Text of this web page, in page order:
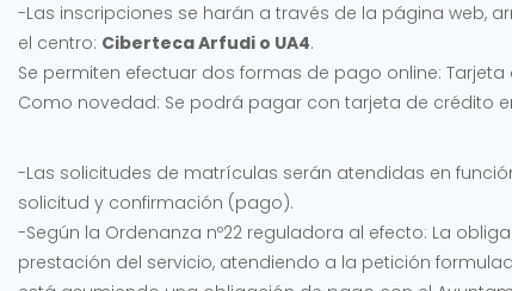
-Las inscripciones se harán a través de la página web,
el centro: Ciberteca Arfudi o UA4.
Se permiten efectuar dos formas de pago online: Tarjeta
Como novedad: Se podrá pagar con tarjeta de crédito
-Las solicitudes de matrículas serán atendidas en
solicitud y confirmación (pago).
-Según la Ordenanza nº22 reguladora al efecto: La
prestación del servicio, atendiendo a la petición